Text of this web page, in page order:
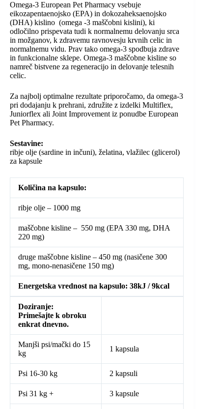
Omega-3 European Pet Pharmacy vsebuje
eikozapentaenojsko (EPA) in dokozaheksaenojsko
(DHA) kislino (omega -3 maščobni kislini), ki
odločilno prispevata tudi k normalnemu delovanju srca
in možganov, k zdravemu ravnovesju krvnih celic in
normalnemu vidu. Prav tako omega-3 spodbuja zdrave
in funkcionalne sklepe. Omega-3 maščobne kisline so
namreč bistvene za regeneracijo in delovanje telesnih
celic.
Za najbolj optimalne rezultate priporočamo, da omega-3
pri dodajanju k prehrani, združite z izdelki Multiflex,
Juniorflex ali Joint Improvement iz ponudbe European
Pet Pharmacy.
Sestavine:
ribje olje (sardine in inčuni), želatina, vlažilec (glicerol)
za kapsule
Količina na kapsulo:
ribje olje – 1000 mg
maščobne kisline – 550 mg (EPA 330 mg, DHA
220 mg)
druge maščobne kisline – 450 mg (nasičene 300
mg, mono-nenasičene 150 mg)
Energetska vrednost na kapsulo: 38kJ / 9kcal
Doziranje:
Primešajte k obroku
enkrat dnevno.
Manjši psi/mački do 15
kg
1 kapsula
Psi 16-30 kg 2 kapsuli
Psi 31 kg + 3 kapsule